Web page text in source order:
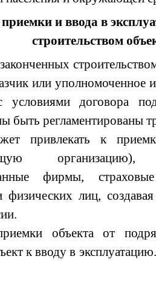
и ввода в
строительством
или уполномоченное
условиями договора
быть регламентированы
привлекать к
фирмы,
лиц,
объекта от
к вводу в